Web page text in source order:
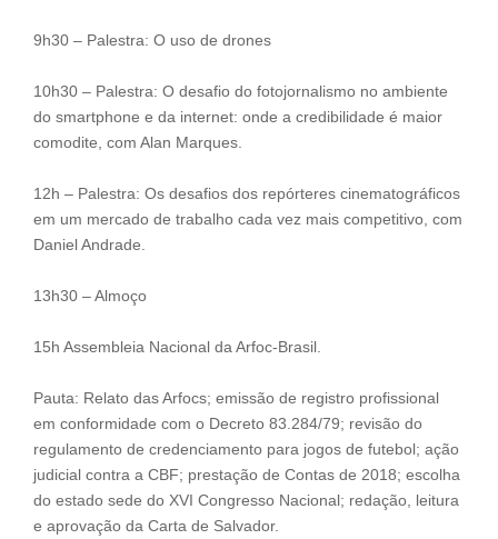
9h30 – Palestra: O uso de drones
10h30 – Palestra: O desafio do fotojornalismo no ambiente
do smartphone e da internet: onde a credibilidade é maior
comodite, com Alan Marques.
12h – Palestra: Os desafios dos repórteres cinematográficos
em um mercado de trabalho cada vez mais competitivo, com
Daniel Andrade.
13h30 – Almoço
15h Assembleia Nacional da Arfoc-Brasil.
Pauta: Relato das Arfocs; emissão de registro profissional
em conformidade com o Decreto 83.284/79; revisão do
regulamento de credenciamento para jogos de futebol; ação
judicial contra a CBF; prestação de Contas de 2018; escolha
do estado sede do XVI Congresso Nacional; redação, leitura
e aprovação da Carta de Salvador.